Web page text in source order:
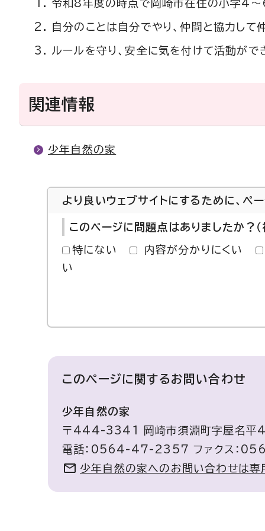
令和8年度の時点で岡崎市在住の小学4～
自分のことは自分でやり、仲間と協力して
ルールを守り、安全に気を付けて活動がで
関連情報
少年自然の家
より良いウェブサイトにするために、ペ
このページに問題点はありましたか？（
特にない
内容が分かりにくい
い
このページに関するお問い合わせ
少年自然の家
〒444-3341 岡崎市須淵町字屋名平
電話：0564-47-2357 ファクス：
少年自然の家へのお問い合わせは専